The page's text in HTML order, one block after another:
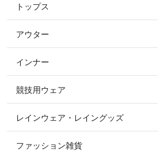
すべてのキュロット
フルグリップ・尻革 キュロット
ニーグリップ・膝革 キュロット
トップス
すべてのトップス
ポロシャツ
カットソー・Tシャツ・タンクトッ
アウター
すべてのアウター
コート
ジャケット・ブルゾン
インナー
競技用ウェア
すべての競技用ウェア
ショージャケット
レインウェア・レイングッズ
ファッション雑貨